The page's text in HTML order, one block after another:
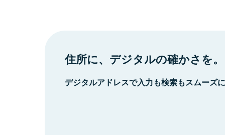
住所に、デジタルの確かさを。
デジタルアドレスで入力も検索もスムーズ